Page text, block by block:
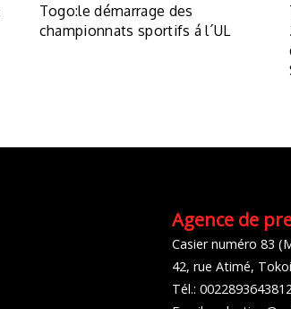
Togo:le démarrage des
championnats sportifs á l´UL
Agence de
Casier numéro 83
42, rue Atimé,
Tél.: